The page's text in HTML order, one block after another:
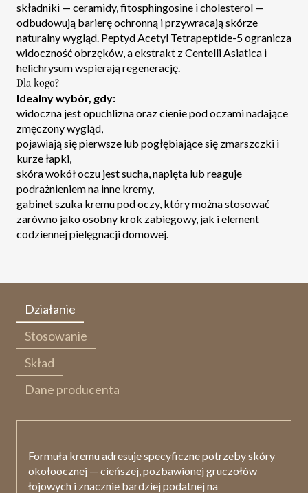
składniki — ceramidy, fitosphingosine i cholesterol —
odbudowują barierę ochronną i przywracają skórze
naturalny wygląd. Peptyd Acetyl Tetrapeptide-5 ogranicza
widoczność obrzęków, a ekstrakt z Centelli Asiatica i
helichrysum wspierają regenerację.
Dla kogo?
Idealny wybór, gdy:
widoczna jest opuchlizna oraz cienie pod oczami nadające
zmęczony wygląd,
pojawiają się pierwsze lub pogłębiające się zmarszczki i
kurze łapki,
skóra wokół oczu jest sucha, napięta lub reaguje
podrażnieniem na inne kremy,
gabinet szuka kremu pod oczy, który można stosować
zarówno jako osobny krok zabiegowy, jak i element
codziennej pielęgnacji domowej.
Działanie
Stosowanie
Skład
Dane producenta
Formuła kremu adresuje specyficzne potrzeby skóry
okołoocznej — cieńszej, pozbawionej gruczołów
łojowych i znacznie bardziej podatnej na